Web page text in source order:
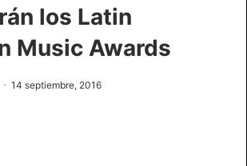
los Latin
Music Awards
14 septiembre, 2016